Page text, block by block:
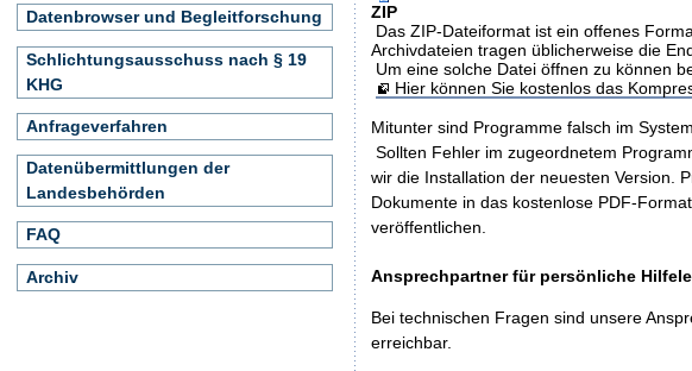
ZIP
Das ZIP-Dateiformat ist ein offenes
Archivdateien tragen üblicherweise die
Um eine solche Datei öffnen zu können
Hier können Sie kostenlos das
Mitunter sind Programme falsch im
Sollten Fehler im zugeordnetem
wir die Installation der neuesten Version.
Dokumente in das kostenlose PDF-
veröffentlichen.
Ansprechpartner für persönliche
Bei technischen Fragen sind unsere
erreichbar.
Datenbrowser und Begleitforschung
Schlichtungsausschuss nach § 19
KHG
Anfrageverfahren
Datenübermittlungen der
Landesbehörden
FAQ
Archiv